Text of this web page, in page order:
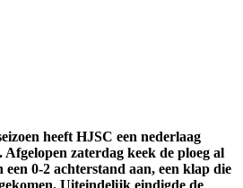
heeft HJSC een nederlaag
Afgelopen zaterdag keek de ploeg al
0-2 achterstand aan, een klap die
Uiteindelijk eindigde de